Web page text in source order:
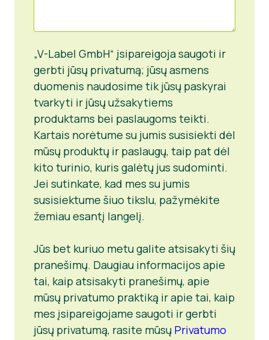
„V-Label GmbH“ įsipareigoja saugoti ir
gerbti jūsų privatumą; jūsų asmens
duomenis naudosime tik jūsų paskyrai
tvarkyti ir jūsų užsakytiems
produktams bei paslaugoms teikti.
Kartais norėtume su jumis susisiekti dėl
mūsų produktų ir paslaugų, taip pat dėl
kito turinio, kuris galėtų jus sudominti.
Jei sutinkate, kad mes su jumis
susisiektume šiuo tikslu, pažymėkite
žemiau esantį langelį.
Jūs bet kuriuo metu galite atsisakyti šių
pranešimų. Daugiau informacijos apie
tai, kaip atsisakyti pranešimų, apie
mūsų privatumo praktiką ir apie tai, kaip
mes įsipareigojame saugoti ir gerbti
jūsų privatumą, rasite mūsų Privatumo